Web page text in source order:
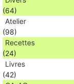
(64)
Atelier
(98)
Recettes
(24)
Livres
(42)